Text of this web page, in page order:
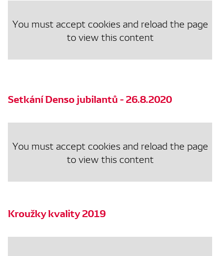
You must accept cookies and reload the page
to view this content
Setkání Denso jubilantů - 26.8.2020
You must accept cookies and reload the page
to view this content
Kroužky kvality 2019